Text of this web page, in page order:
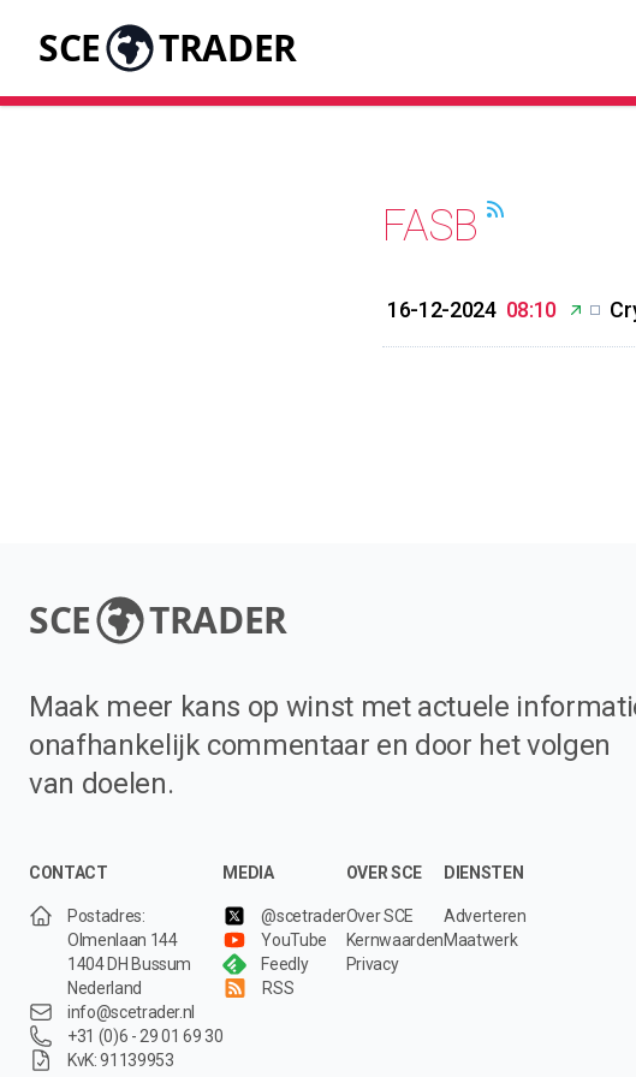
SCE TRADER
FASB
16-12-2024 08:10
SCE TRADER
Maak meer kans op winst met actuele
onafhankelijk commentaar en door het volgen
van doelen.
CONTACT
Postadres:
Olmenlaan 144
1404 DH Bussum
Nederland
info@scetrader.nl
+31 (0)6 - 29 01 69 30
KvK: 91139953
MEDIA
@scetrader
YouTube
Feedly
RSS
OVER SCE
Over SCE
Kernwaarden
Privacy
DIENSTEN
Adverteren
Maatwerk